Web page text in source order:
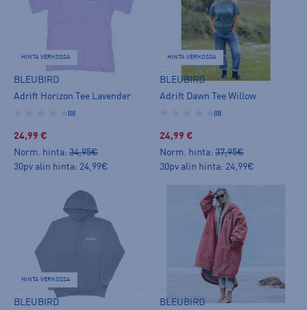
HINTA VERKOSSA
BLEUBIRD
Adrift Horizon Tee Lavender
(0)
24,99 €
Norm. hinta: 34,95€
30pv alin hinta: 24,99€
HINTA VERKOSSA
BLEUBIRD
Adrift Dawn Tee Willow
(0)
24,99 €
Norm. hinta: 37,95€
30pv alin hinta: 24,99€
HINTA VERKOSSA
BLEUBIRD
BLEUBIRD